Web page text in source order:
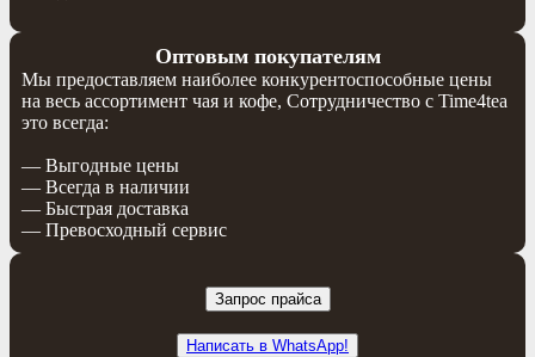
Оптовым покупателям
Мы предоставляем наиболее конкурентоспособные цены
на весь ассортимент чая и кофе, Сотрудничество с Time4tea
это всегда:
— Выгодные цены
— Всегда в наличии
— Быстрая доставка
— Превосходный сервис
Запрос прайса
Написать в WhatsApp!